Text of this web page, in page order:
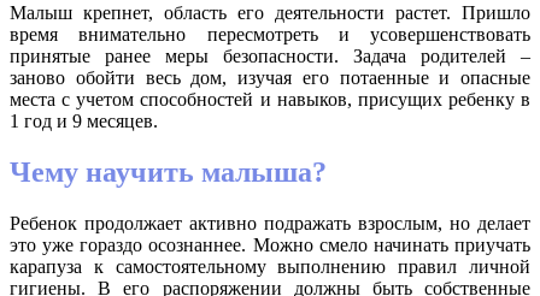
Малыш крепнет, область его деятельности растет. Пришло
время внимательно пересмотреть и усовершенствовать
принятые ранее меры безопасности. Задача родителей –
заново обойти весь дом, изучая его потаенные и опасные
места с учетом способностей и навыков, присущих ребенку в
1 год и 9 месяцев.
Чему научить малыша?
Ребенок продолжает активно подражать взрослым, но делает
это уже гораздо осознаннее. Можно смело начинать приучать
карапуза к самостоятельному выполнению правил личной
гигиены. В его распоряжении должны быть собственные